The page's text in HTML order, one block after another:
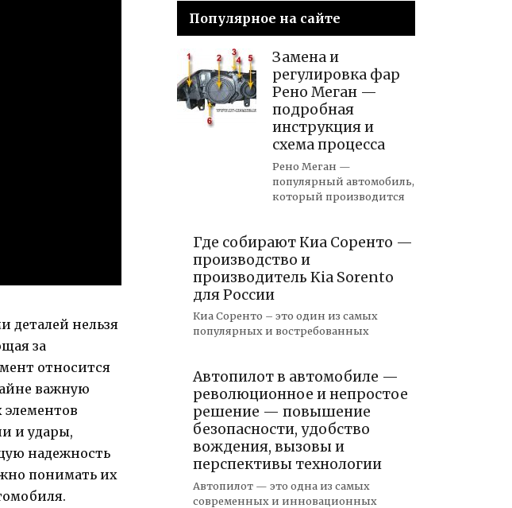
деталей нельзя
за
относится
важную
элементов
и удары,
надежность
понимать их
Популярное на сайте
Замена и
регулировка фар
Рено Меган —
подробная
инструкция и
схема процесса
Рено Меган —
популярный автомобиль,
который производится
Где собирают Киа Соренто —
производство и
производитель Kia Sorento
для России
Киа Соренто – это один из самых
популярных и востребованных
Автопилот в автомобиле —
революционное и непростое
решение — повышение
безопасности, удобство
вождения, вызовы и
перспективы технологии
Автопилот — это одна из самых
современных и инновационных